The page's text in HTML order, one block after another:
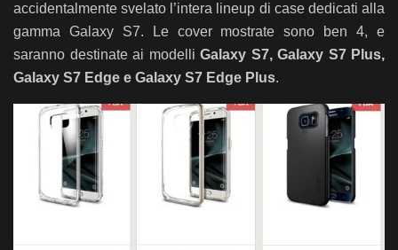
accidentalmente svelato l’intera lineup di case dedicati alla
gamma Galaxy S7. Le cover mostrate sono ben 4, e
saranno destinate ai modelli Galaxy S7, Galaxy S7 Plus,
Galaxy S7 Edge e Galaxy S7 Edge Plus.